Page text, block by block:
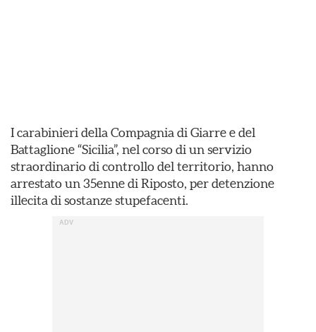
I carabinieri della Compagnia di Giarre e del
Battaglione “Sicilia”, nel corso di un servizio
straordinario di controllo del territorio, hanno
arrestato un 35enne di Riposto, per detenzione
illecita di sostanze stupefacenti.